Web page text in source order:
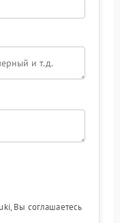
Вы соглашаетесь